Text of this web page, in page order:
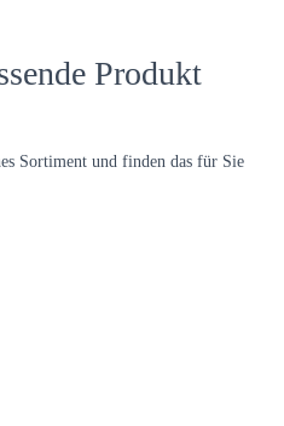
Produkt
Sortiment und finden das für Sie